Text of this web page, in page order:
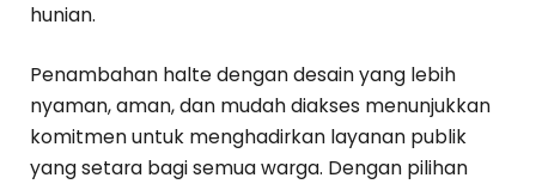
hunian.
Penambahan halte dengan desain yang lebih
nyaman, aman, dan mudah diakses menunjukkan
komitmen untuk menghadirkan layanan publik
yang setara bagi semua warga. Dengan pilihan